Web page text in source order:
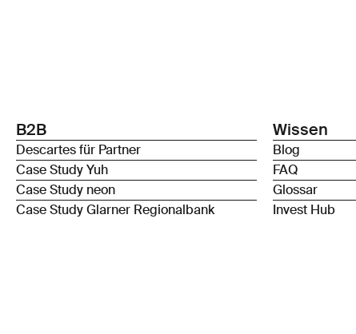
B2B
Descartes für Partner
Case Study Yuh
Case Study neon
Case Study Glarner Regionalbank
Wissen
Blog
FAQ
Glossar
Invest Hub